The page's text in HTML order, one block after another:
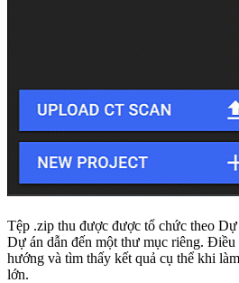
Tệp .zip thu được được tổ chức theo
Dự án dẫn đến một thư mục riêng. Điều
hướng và tìm thấy kết quả cụ thể khi
lớn.